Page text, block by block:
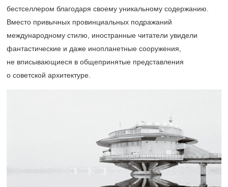
бестселлером благодаря своему уникальному содержанию.
Вместо привычных провинциальных подражаний
международному стилю, иностранные читатели увидели
фантастические и даже инопланетные сооружения,
не вписывающиеся в общепринятые представления
о советской архитектуре.